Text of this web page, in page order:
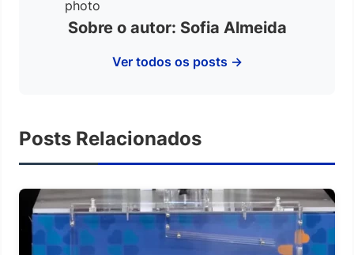
Sobre o autor: Sofia Almeida
Ver todos os posts →
Posts Relacionados